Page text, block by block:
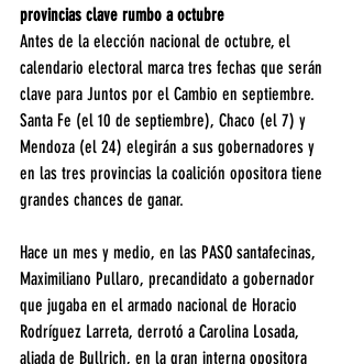
provincias clave rumbo a octubre
Antes de la elección nacional de octubre, el
calendario electoral marca tres fechas que serán
clave para Juntos por el Cambio en septiembre.
Santa Fe (el 10 de septiembre), Chaco (el 7) y
Mendoza (el 24) elegirán a sus gobernadores y
en las tres provincias la coalición opositora tiene
grandes chances de ganar.
Hace un mes y medio, en las PASO santafecinas,
Maximiliano Pullaro, precandidato a gobernador
que jugaba en el armado nacional de Horacio
Rodríguez Larreta, derrotó a Carolina Losada,
aliada de Bullrich, en la gran interna opositora